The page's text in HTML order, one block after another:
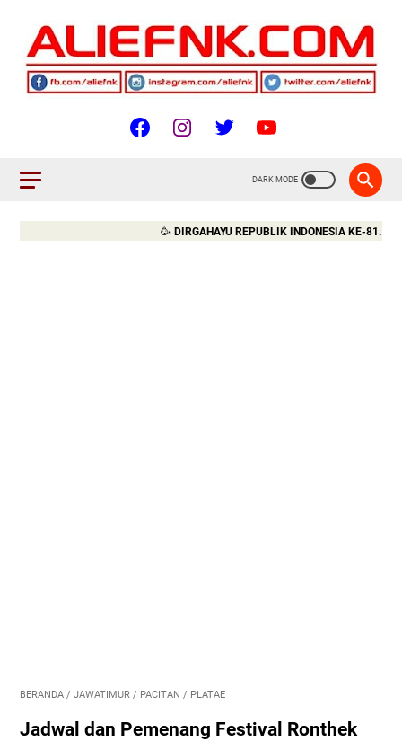
DIRGAHAYU REPUBLIK INDONESIA KE-81.
BERANDA / JAWATIMUR / PACITAN / PLATAE
Jadwal dan Pemenang Festival Ronthek